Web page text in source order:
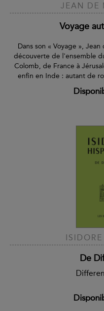
JEAN DE
Voyage
Dans son « Voyage »,
découverte de l'ensemble
Colomb, de France à
enfin en Inde : autant de
De